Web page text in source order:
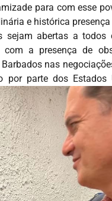
para com esse
e histórica
sejam abertas a todos
com a presença de
nas
por parte dos